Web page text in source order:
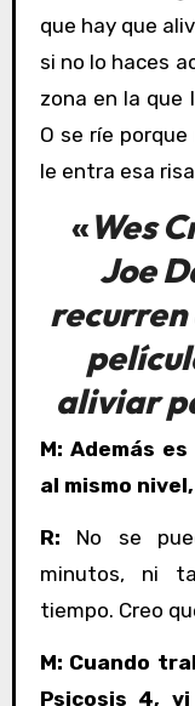
que hay que
si no lo haces
zona en la que
O se ríe
le entra esa
«Wes
Joe
recurren
aliviar
M: Además
al mismo
R: No se
minutos, ni
tiempo. Creo
M: Cuando
Psicosis 4,